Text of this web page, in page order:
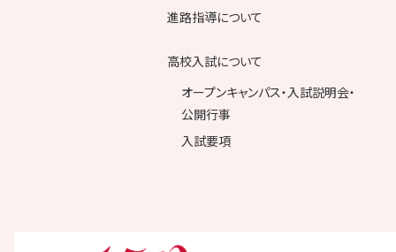
進路指導について
高校入試について
オープンキャンパス・入試説明会・
公開行事
入試要項